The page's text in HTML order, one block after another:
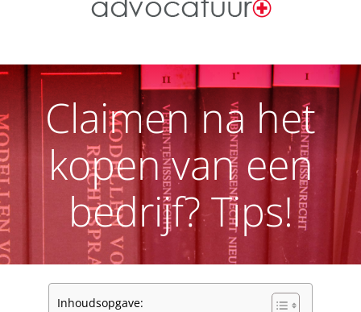
Claimen na het
kopen van een
bedrijf? Tips!
Inhoudsopgave: